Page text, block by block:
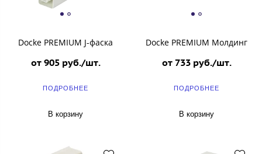
Docke PREMIUM J-фаска
от 905 руб./шт.
ПОДРОБНЕЕ
В корзину
Docke PREMIUM Молдинг
от 733 руб./шт.
ПОДРОБНЕЕ
В корзину